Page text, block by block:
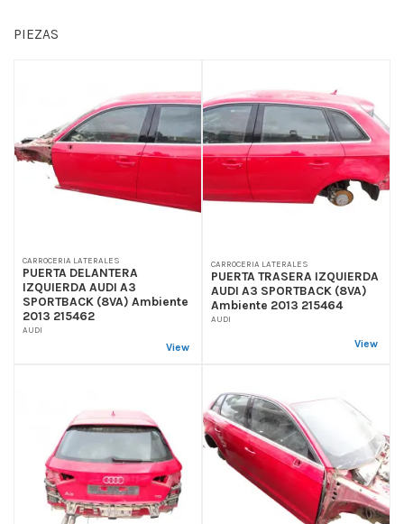
PIEZAS
CARROCERIA LATERALES
PUERTA DELANTERA
IZQUIERDA AUDI A3
SPORTBACK (8VA) Ambiente
2013 215462
AUDI
View
CARROCERIA LATERALES
PUERTA TRASERA IZQUIERDA
AUDI A3 SPORTBACK (8VA)
Ambiente 2013 215464
AUDI
View